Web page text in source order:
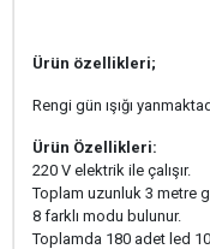
Ürün özellikleri;
Rengi gün ışığı
Ürün Özellikleri:
220 V elektrik ile çalışır.
Toplam uzunluk 3 metre
8 farklı modu bulunur.
Toplamda 180 adet led